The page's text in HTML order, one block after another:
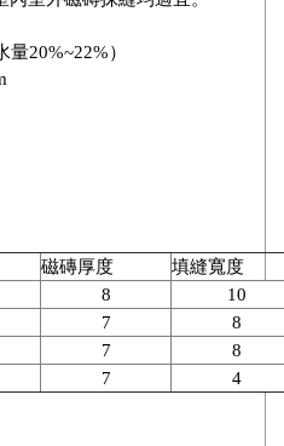
20%~22%）
磁磚厚度
填縫寬度
8
10
7
8
7
8
7 4